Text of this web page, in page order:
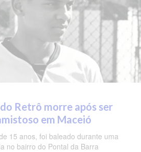
Retrô morre após ser
em Maceió
15 anos, foi baleado durante uma
no bairro do Pontal da Barra